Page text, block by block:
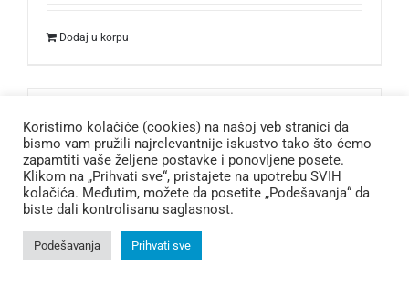
Dodaj u korpu
Koristimo kolačiće (cookies) na našoj veb stranici da
bismo vam pružili najrelevantnije iskustvo tako što ćemo
zapamtiti vaše željene postavke i ponovljene posete.
Klikom na „Prihvati sve“, pristajete na upotrebu SVIH
kolačića. Međutim, možete da posetite „Podešavanja“ da
biste dali kontrolisanu saglasnost.
Podešavanja Prihvati sve